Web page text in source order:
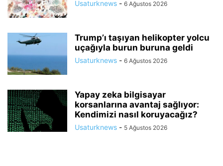
Usaturknews - 6 Ağustos 2026
Trump’ı taşıyan helikopter yolcu
uçağıyla burun buruna geldi
Usaturknews - 6 Ağustos 2026
Yapay zeka bilgisayar
korsanlarına avantaj sağlıyor:
Kendimizi nasıl koruyacağız?
Usaturknews - 5 Ağustos 2026